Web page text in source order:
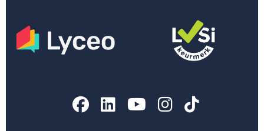
Facebook
LinkedIn
YouTube
Instagram
TikTok